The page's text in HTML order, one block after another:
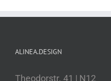
ALINEA.DESIGN
Theodorstr. 41 | N12